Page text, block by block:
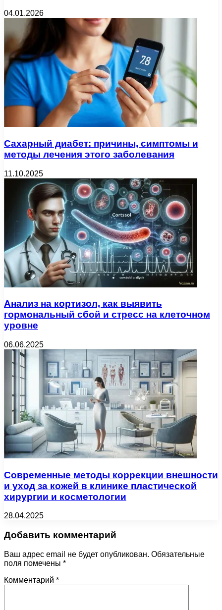
04.01.2026
Сахарный диабет: причины, симптомы и
методы лечения этого заболевания
11.10.2025
Анализ на кортизол, как выявить
гормональный сбой и стресс на клеточном
уровне
06.06.2025
Современные методы коррекции внешности
и уход за кожей в клинике пластической
хирургии и косметологии
28.04.2025
Добавить комментарий
Ваш адрес email не будет опубликован. Обязательные
поля помечены *
Комментарий *